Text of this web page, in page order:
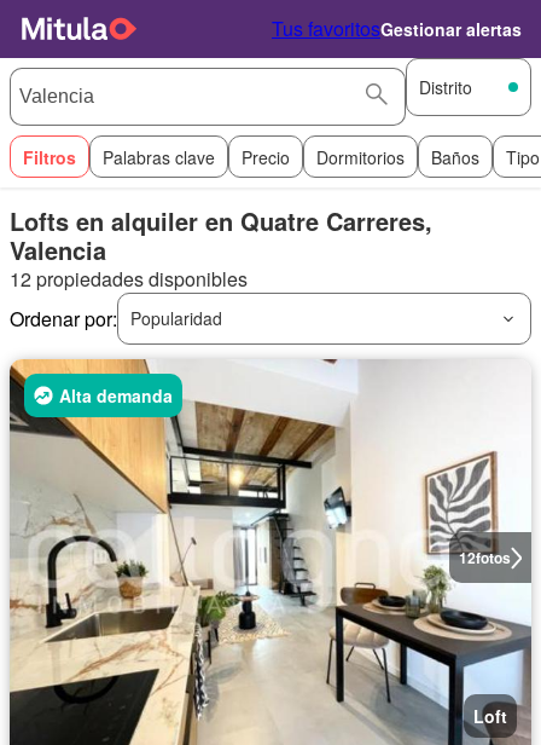
Tus favoritosGestionar alertas
Distrito
Filtros Palabras clave Precio Dormitorios Baños
Lofts en alquiler en Quatre Carreres,
Valencia
12 propiedades disponibles
Ordenar por:
Popularidad
12fotos
Alta demanda
Loft